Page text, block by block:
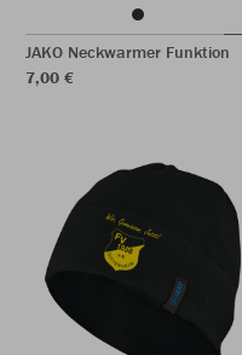
JAKO Neckwarmer Funktion
7,00 €